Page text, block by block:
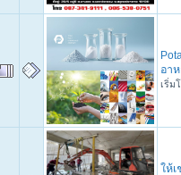
อา
เริ่ม
ให้